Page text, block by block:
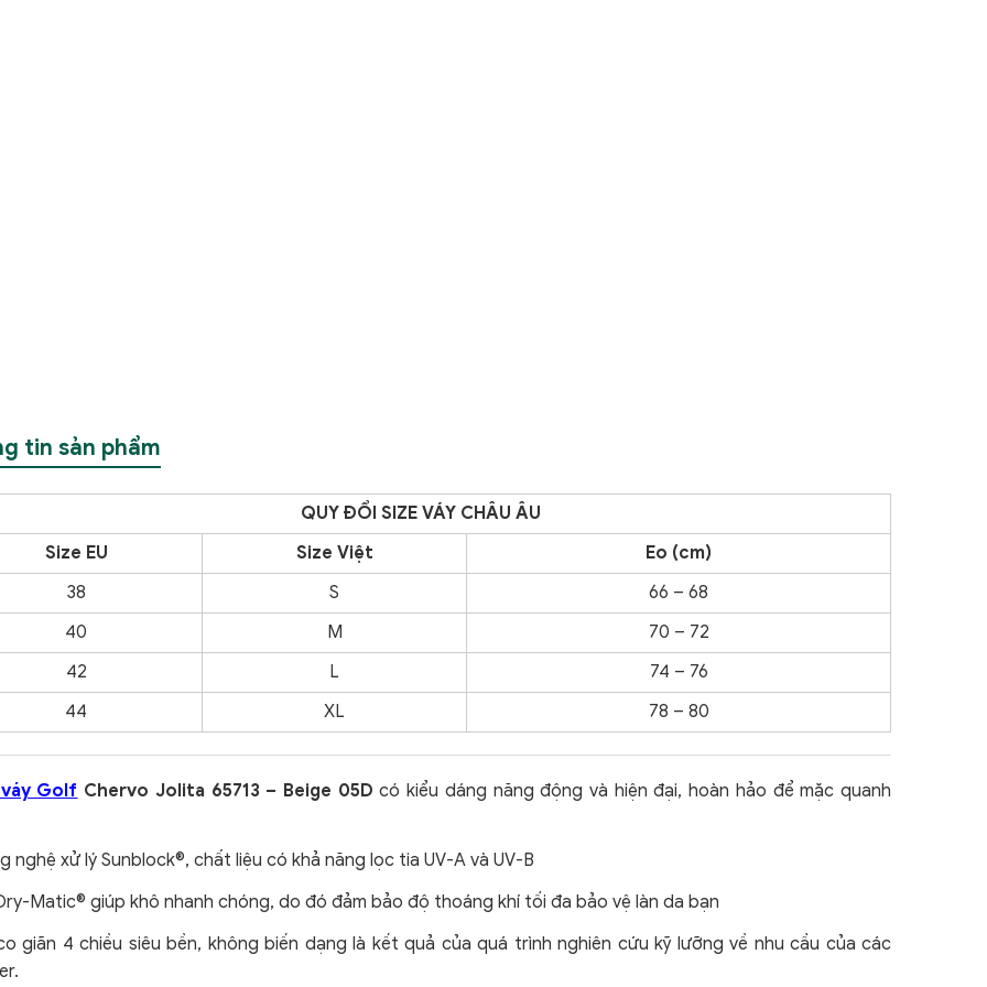
tin sản phẩm
QUYĐỔI SIZE VÁY CHÂU ÂU
Size EU
Size Việt
Eo (cm)
38
S
66 – 68
40
M
70 – 72
42
L
74 – 76
44
XL 78 – 80
Golf Chervo Jolita 65713 – Beige 05Dcó kiểu dáng năng động và hiện đại, hoàn hảo để mặc quanh
nghệ xử lý Sunblock®, chất liệu có khả năng lọc tia UV-A và UV-B
Matic® giúp khô nhanh chóng, do đó đảm bảo độ thoáng khí tối đa bảo vệ làn da bạn
giãn 4 chiều siêu bền, không biến dạng là kết quả của quá trình nghiên cứu kỹ lưỡng về nhu cầu của các